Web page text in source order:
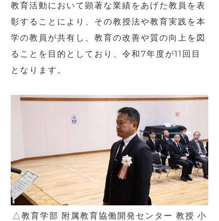
教育活動において顕著な業績をあげた教員を表
彰することにより、その教授法や教育実践を本
学の教員が共有し、教育の改善や質の向上を図
ることを目的としており、令和7年度が11回目
となります。
△教育学部 附属教育協働開発センター 教授 小